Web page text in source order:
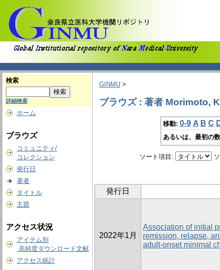
検索
詳細検索
ホーム
ブラウズ
コミュニティ/
コレクション
発行日
著者
タイトル
主題
アクセス状況
アイテム別
高頻度ダウンロード文献
アクセス統計
GINMU >
ブラウズ : 著者 Morimoto,
移動: 0-9 A B C
あるいは、最初の
ソート項目:
発行日
2022年1月
Association of initial
remission, relapse,
adult-onset minimal